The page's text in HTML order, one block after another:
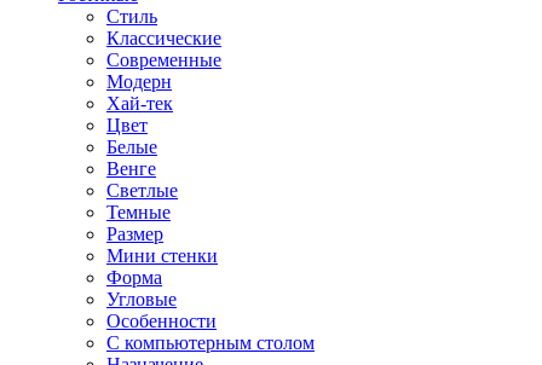
Стиль
Классические
Современные
Модерн
Хай-тек
Цвет
Белые
Венге
Светлые
Темные
Размер
Мини стенки
Форма
Угловые
Особенности
С компьютерным столом